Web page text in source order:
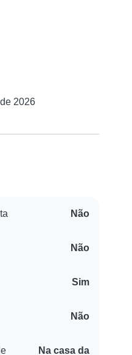
2026
Não
Não
Sim
Não
Na casa da